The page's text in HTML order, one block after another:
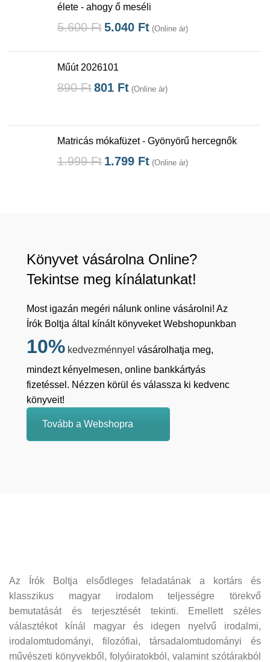
élete - ahogy ő meséli
5.600Ft5.040 Ft (Online ár)
Műút 2026101
890Ft801 Ft (Online ár)
Matricás mókafüzet - Gyönyörű hercegnők
1.999Ft 1.799 Ft (Online ár)
Könyvet vásárolna Online?
Tekintse meg kínálatunkat!
Most igazán megéri nálunk online vásárolni! Az
Írók Boltja által kínált könyveket Webshopunkban
10% kedvezménnyel vásárolhatja meg,
mindezt kényelmesen, online bankkártyás
fizetéssel. Nézzen körül és válassza ki kedvenc
könyveit!
Tovább a Webshopra
Az Írók Boltja elsődleges feladatának a kortárs és
klasszikus magyar irodalom teljességre törekvő
bemutatását és terjesztését tekinti. Emellett széles
választékot kínál magyar és idegen nyelvű irodalmi,
irodalomtudományi, filozófiai, társadalomtudományi és
művészeti könyvekből, folyóiratokból, valamint szótárakból